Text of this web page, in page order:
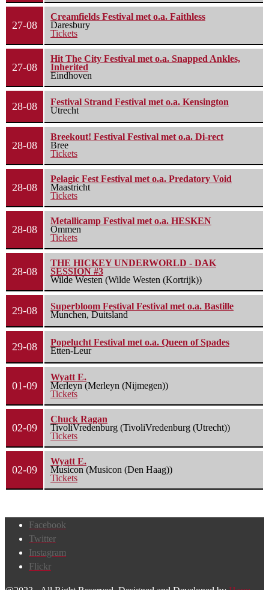
27-08
Creamfields Festival met o.a. Faithless
Daresbury
Tickets
27-08
Hit The City Festival met o.a. Snapped Ankles,
Inherited
Eindhoven
28-08
Festival Strand Festival met o.a. Kensington
Utrecht
28-08
Breekout! Festival Festival met o.a. Di-rect
Bree
Tickets
28-08
Pelagic Fest Festival met o.a. Predatory Void
Maastricht
Tickets
28-08
Metallicamp Festival met o.a. HESKEN
Ommen
Tickets
28-08
THE HICKEY UNDERWORLD - DAK
SESSION #3
Wilde Westen (Wilde Westen (Kortrijk))
29-08
Superbloom Festival Festival met o.a. Bastille
Munchen, Duitsland
29-08
Popelucht Festival met o.a. Queen of Spades
Etten-Leur
01-09
Wyatt E.
Merleyn (Merleyn (Nijmegen))
Tickets
02-09
Chuck Ragan
TivoliVredenburg (TivoliVredenburg (Utrecht))
Tickets
02-09
Wyatt E.
Musicon (Musicon (Den Haag))
Tickets
Facebook
Twitter
Instagram
Flickr